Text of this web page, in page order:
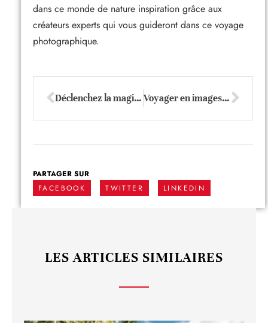
dans ce monde de nature inspiration grâce aux
créateurs experts qui vous guideront dans ce voyage
photographique.
Déclenchez la magie : secrets insoupçonnés pour des paysages époustouflants Voyager en images : secrets pour capturer l’extraordinaire chaque jour
PARTAGER SUR
FACEBOOK
TWITTER LINKEDIN
LES ARTICLES SIMILAIRES